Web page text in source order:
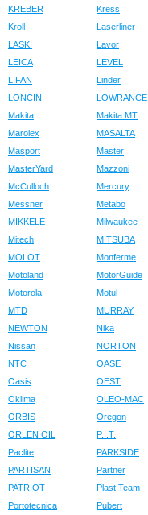
KREBER
Kress
Kroll
Laserliner
LASKI
Lavor
LEICA
LEVEL
LIFAN
Linder
LONCIN
LOWRANCE
Makita
Makita MT
Marolex
MASALTA
Masport
Master
MasterYard
Mazzoni
McCulloch
Mercury
Messner
Metabo
MIKKELE
Milwaukee
Mitech
MITSUBA
MOLOT
Monferme
Motoland
MotorGuide
Motorola
Motul
MTD
MURRAY
NEWTON
Nika
Nissan
NORTON
NTC
OASE
Oasis
OEST
Oklima
OLEO-MAC
ORBIS
Oregon
ORLEN OIL
P.I.T.
Paclite
PARKSIDE
PARTISAN
Partner
PATRIOT
Plast Team
Portotecnica
Pubert